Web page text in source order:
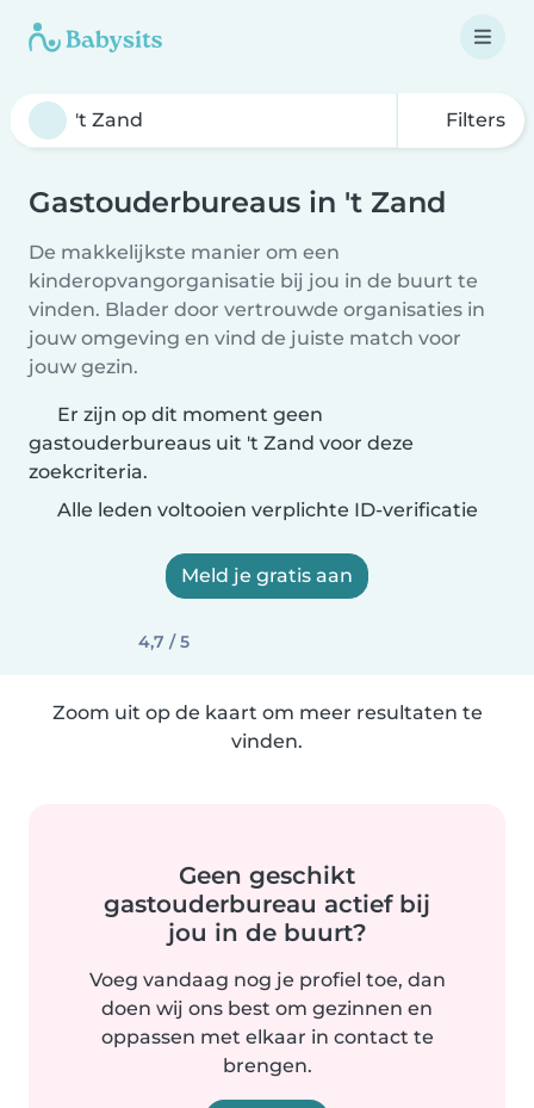
Filters
Gastouderbureaus in 't Zand
De makkelijkste manier om een
kinderopvangorganisatie bij jou in de buurt te
vinden. Blader door vertrouwde organisaties in
jouw omgeving en vind de juiste match voor
jouw gezin.
Er zijn op dit moment geen
gastouderbureaus uit 't Zand voor deze
zoekcriteria.
Alle leden voltooien verplichte ID-verificatie
Meld je gratis aan
4,7 / 5
Zoom uit op de kaart om meer resultaten te
vinden.
Geen geschikt
gastouderbureau actief bij
jou in de buurt?
Voeg vandaag nog je profiel toe, dan
doen wij ons best om gezinnen en
oppassen met elkaar in contact te
brengen.